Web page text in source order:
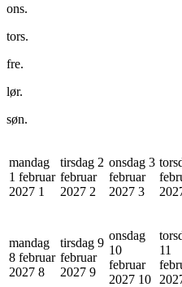
ons.
tors.
fre.
lør.
søn.
mandag
1 februar
2027 1
tirsdag 2
februar
2027 2
onsdag 3
februar
2027 3
mandag
8 februar
2027 8
tirsdag 9
februar
2027 9
onsdag
10
februar
2027 10
11